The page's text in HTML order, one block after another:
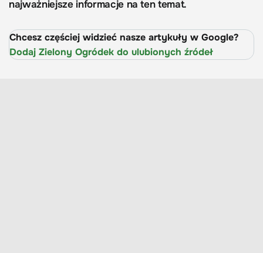
najważniejsze informacje na ten temat.
Chcesz częściej widzieć nasze artykuły w Google?
Dodaj Zielony Ogródek do ulubionych źródeł